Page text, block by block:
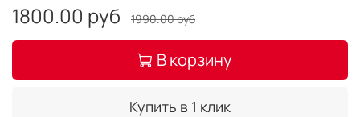
1800.00 руб 1990.00 руб
В корзину
Купить в 1 клик